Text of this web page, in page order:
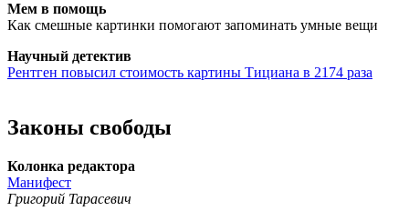
Мем в помощь
Как смешные картинки помогают запоминать умные вещи
Научный детектив
Рентген повысил стоимость картины Тициана в 2174 раза
Законы свободы
Колонка редактора
Манифест
Григорий Тарасевич